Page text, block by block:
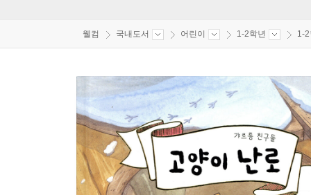
웰컴 국내도서 어린이 1-2학년 1-